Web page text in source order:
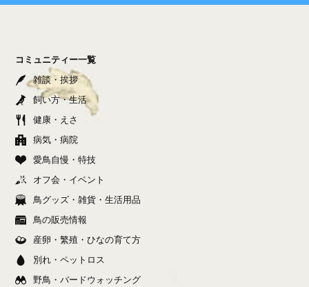
コミュニティー一覧
雑談・挨拶
飼い方・生活
健康・えさ
病気・病院
愛鳥自慢・特技
オフ会・イベント
鳥グッズ・雑貨・生活用品
鳥の販売情報
産卵・繁殖・ひなの育て方
別れ・ペットロス
野鳥・バードウォッチング